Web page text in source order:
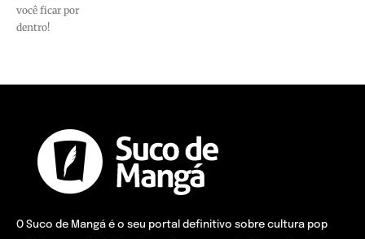
você ficar por
dentro!
O Suco de Mangá é o seu portal definitivo sobre cultura pop